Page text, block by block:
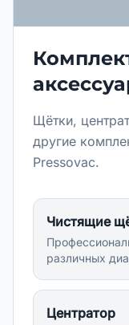
Щётки,
другие
Pressovac.
Чистящие
различных
Центратор